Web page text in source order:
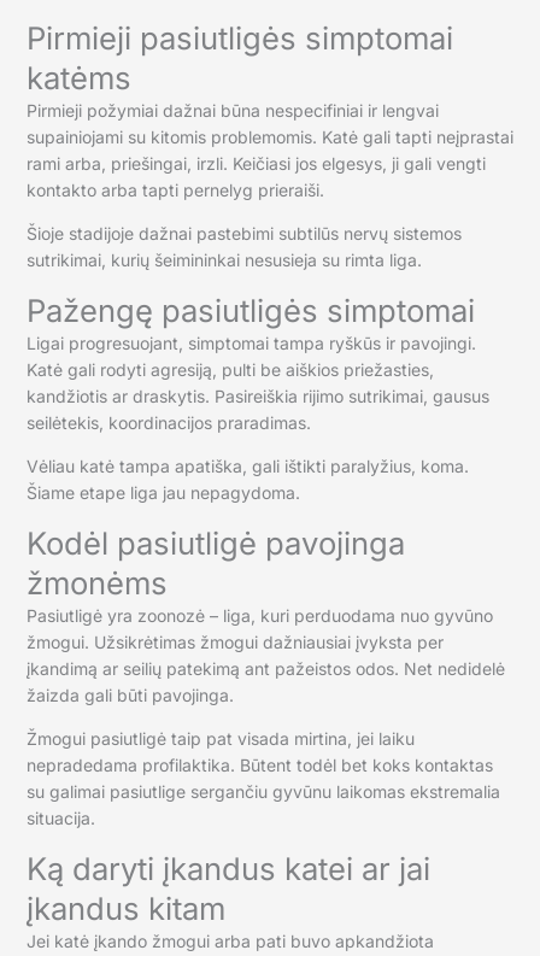
Pirmieji pasiutligės simptomai
katėms
Pirmieji požymiai dažnai būna nespecifiniai ir lengvai
supainiojami su kitomis problemomis. Katė gali tapti neįprastai
rami arba, priešingai, irzli. Keičiasi jos elgesys, ji gali vengti
kontakto arba tapti pernelyg prieraiši.
Šioje stadijoje dažnai pastebimi subtilūs nervų sistemos
sutrikimai, kurių šeimininkai nesusieja su rimta liga.
Pažengę pasiutligės simptomai
Ligai progresuojant, simptomai tampa ryškūs ir pavojingi.
Katė gali rodyti agresiją, pulti be aiškios priežasties,
kandžiotis ar draskytis. Pasireiškia rijimo sutrikimai, gausus
seilėtekis, koordinacijos praradimas.
Vėliau katė tampa apatiška, gali ištikti paralyžius, koma.
Šiame etape liga jau nepagydoma.
Kodėl pasiutligė pavojinga
žmonėms
Pasiutligė yra zoonozė – liga, kuri perduodama nuo gyvūno
žmogui. Užsikrėtimas žmogui dažniausiai įvyksta per
įkandimą ar seilių patekimą ant pažeistos odos. Net nedidelė
žaizda gali būti pavojinga.
Žmogui pasiutligė taip pat visada mirtina, jei laiku
nepradedama profilaktika. Būtent todėl bet koks kontaktas
su galimai pasiutlige sergančiu gyvūnu laikomas ekstremalia
situacija.
Ką daryti įkandus katei ar jai
įkandus kitam
Jei katė įkando žmogui arba pati buvo apkandžiota